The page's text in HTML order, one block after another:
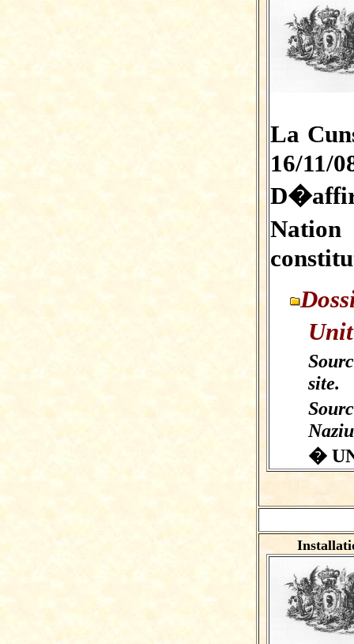
La
16/11/
Nation
site.
�